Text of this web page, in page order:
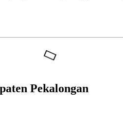
Pekalongan